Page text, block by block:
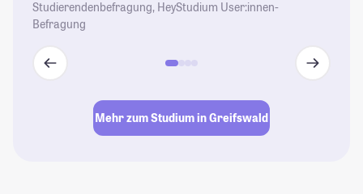
Studierendenbefragung, HeyStudium User:innen-
Befragung
Mehr zum Studium in Greifswald